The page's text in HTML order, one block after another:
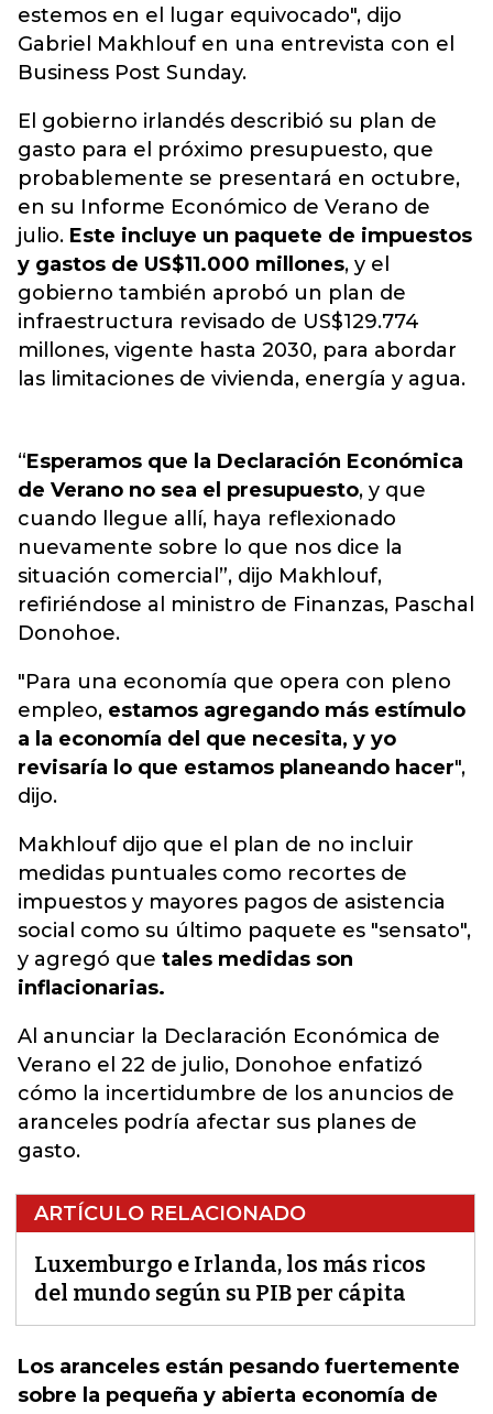
estemos en el lugar equivocado", dijo
Gabriel Makhlouf en una entrevista con el
Business Post Sunday.
El gobierno irlandés describió su plan de
gasto para el próximo presupuesto, que
probablemente se presentará en octubre,
en su Informe Económico de Verano de
julio. Este incluye un paquete de impuestos
y gastos de US$11.000 millones, y el
gobierno también aprobó un plan de
infraestructura revisado de US$129.774
millones, vigente hasta 2030, para abordar
las limitaciones de vivienda, energía y agua.
“Esperamos que la Declaración Económica
de Verano no sea el presupuesto, y que
cuando llegue allí, haya reflexionado
nuevamente sobre lo que nos dice la
situación comercial”, dijo Makhlouf,
refiriéndose al ministro de Finanzas, Paschal
Donohoe.
"Para una economía que opera con pleno
empleo, estamos agregando más estímulo
a la economía del que necesita, y yo
revisaría lo que estamos planeando hacer",
dijo.
Makhlouf dijo que el plan de no incluir
medidas puntuales como recortes de
impuestos y mayores pagos de asistencia
social como su último paquete es "sensato",
y agregó que tales medidas son
inflacionarias.
Al anunciar la Declaración Económica de
Verano el 22 de julio, Donohoe enfatizó
cómo la incertidumbre de los anuncios de
aranceles podría afectar sus planes de
gasto.
ARTÍCULO RELACIONADO
Luxemburgo e Irlanda, los más ricos
del mundo según su PIB per cápita
Los aranceles están pesando fuertemente
sobre la pequeña y abierta economía de